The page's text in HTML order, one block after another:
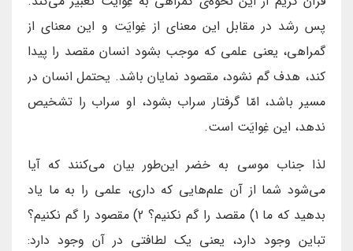
پس رشد در مقابل این معنای از غِوایَت و این معنای از
گمراهی، یعنی علمی که موجب بشود انسان مقصد را پیدا
کند، هدف گم نشود، مقصود نمایان باشد. یحتمل انسان در
مسیر باشد، امّا گرفتار سراب بشود، او سراب را تشخیص
ندهد، این غِوایَت است.
لذا جناب موسی به خضر این‌طور بیان می‌کنند که آیا
می‌شود شما از آن علم‌هایی که داری، علمی را به ما یاد
بدهید که ما 1) مقصد را گم نکنیم؟ 2) مقصود را گم نکنیم؟
تباین وجود دارد، یعنی یک لطافتی در آن وجود دارد: